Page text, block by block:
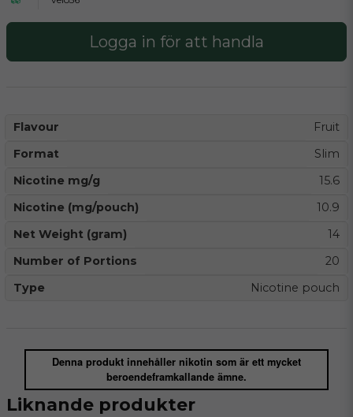
Logga in för att handla
Flavour
Fruit
Format
Slim
Nicotine mg/g
15.6
Nicotine (mg/pouch)
10.9
Net Weight (gram)
14
Number of Portions
20
Type
Nicotine pouch
Denna produkt innehåller nikotin som är ett mycket
beroendeframkallande ämne.
Liknande produkter